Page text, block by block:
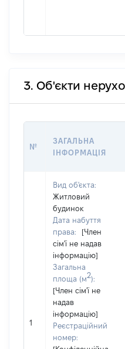
3. Об'єкти
№
ЗАГАЛЬНА
ІНФОРМАЦІЯ
1
Вид об'єкта:
Житловий
будинок
Дата набуття
права:
[Член
сім'ї не надав
інформацію]
Загальна
площа (м2):
[Член сім'ї не
надав
інформацію]
Реєстраційний
номер: